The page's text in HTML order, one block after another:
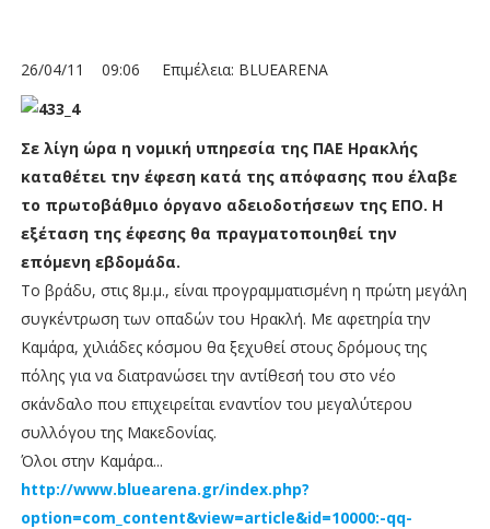
26/04/11 09:06 Επιμέλεια: BLUEARENA
Σε λίγη ώρα η νομική υπηρεσία της ΠΑΕ Ηρακλής
καταθέτει την έφεση κατά της απόφασης που έλαβε
το πρωτοβάθμιο όργανο αδειοδοτήσεων της ΕΠΟ. Η
εξέταση της έφεσης θα πραγματοποιηθεί την
επόμενη εβδομάδα.
Το βράδυ, στις 8μ.μ., είναι προγραμματισμένη η πρώτη μεγάλη
συγκέντρωση των οπαδών του Ηρακλή. Με αφετηρία την
Καμάρα, χιλιάδες κόσμου θα ξεχυθεί στους δρόμους της
πόλης για να διατρανώσει την αντίθεσή του στο νέο
σκάνδαλο που επιχειρείται εναντίον του μεγαλύτερου
συλλόγου της Μακεδονίας.
Όλοι στην Καμάρα...
http://www.bluearena.gr/index.php?
option=com_content&view=article&id=10000:-qq-